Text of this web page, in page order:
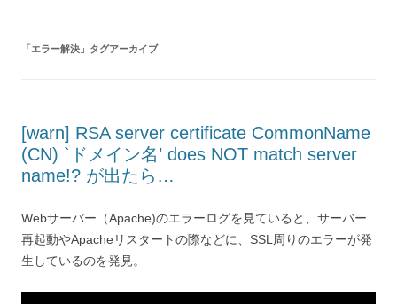
「エラー解決 」タグアーカイブ
[warn] RSA server certificate CommonName
(CN) `ドメイン名’ does NOT match server
name!? が出たら…
Webサーバー（Apache)のエラーログを見ていると、サーバー
再起動やApacheリスタートの際などに、SSL周りのエラーが発
生しているのを発見。